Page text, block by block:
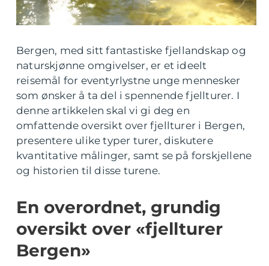
Bergen, med sitt fantastiske fjellandskap og
naturskjønne omgivelser, er et ideelt
reisemål for eventyrlystne unge mennesker
som ønsker å ta del i spennende fjellturer. I
denne artikkelen skal vi gi deg en
omfattende oversikt over fjellturer i Bergen,
presentere ulike typer turer, diskutere
kvantitative målinger, samt se på forskjellene
og historien til disse turene.
En overordnet, grundig
oversikt over «fjellturer
Bergen»